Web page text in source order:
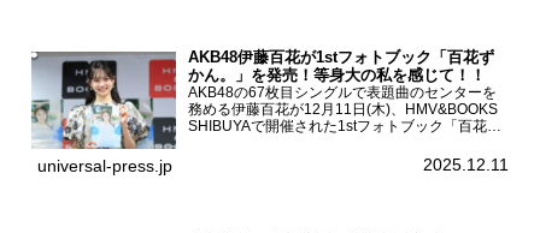
AKB48伊藤百花が1stフォトブック「百花ず
かん。」を発売！等身大の私を感じて！！
AKB48の67枚目シングルで表題曲のセンターを
務める伊藤百花が12月11日(木)、HMV&BOOKS
SHIBUYAで開催された1stフォトブック「百花ず
した。AKB48伊藤百花1stフォトブッ...
universal-press.jp 2025.12.11